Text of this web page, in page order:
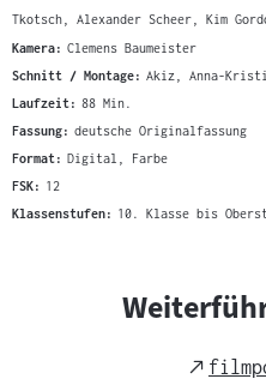
Tkotsch, Alexander Scheer, Kim
Kamera: Clemens Baumeister
Schnitt / Montage: Akiz, Anna-
Laufzeit: 88 Min.
Fassung: deutsche Originalfassung
Format: Digital, Farbe
FSK: 12
Klassenstufen: 10. Klasse bis